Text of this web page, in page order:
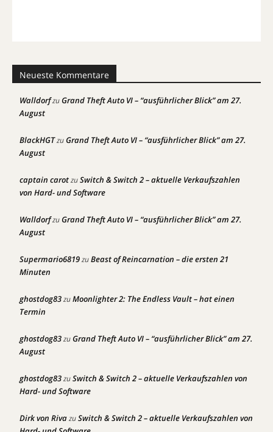
Neueste Kommentare
WalldorfzuGrand Theft Auto VI – “ausführlicher Blick” am 27.
August
BlackHGTzuGrand Theft Auto VI – “ausführlicher Blick” am 27.
August
captain carotzuSwitch & Switch 2 – aktuelle Verkaufszahlen
von Hard- und Software
WalldorfzuGrand Theft Auto VI – “ausführlicher Blick” am 27.
August
Supermario6819zuBeast of Reincarnation – die ersten 21
Minuten
ghostdog83zuMoonlighter 2: The Endless Vault – hat einen
Termin
ghostdog83zuGrand Theft Auto VI – “ausführlicher Blick” am 27.
August
ghostdog83zuSwitch & Switch 2 – aktuelle Verkaufszahlen von
Hard- und Software
Dirk von RivazuSwitch & Switch 2 – aktuelle Verkaufszahlen von